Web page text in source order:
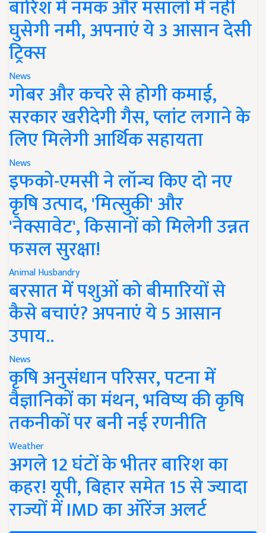
बारिश में नमक और मसालों में नहीं
घुसेगी नमी, अपनाएं ये 3 आसान देसी
ट्रिक्स
News
गोबर और कचरे से होगी कमाई,
सरकार खरीदेगी गैस, प्लांट लगाने के
लिए मिलेगी आर्थिक सहायता
News
इफको-एमसी ने लॉन्च किए दो नए
कृषि उत्पाद, 'मित्सुकी' और
'नेक्सावेट', किसानों को मिलेगी उन्नत
फसल सुरक्षा!
Animal Husbandry
बरसात में पशुओं को बीमारियों से
कैसे बचाएं? अपनाएं ये 5 आसान
उपाय..
News
कृषि अनुसंधान परिसर, पटना में
वैज्ञानिकों का मंथन, भविष्य की कृषि
तकनीकों पर बनी नई रणनीति
Weather
अगले 12 घंटों के भीतर बारिश का
कहर! यूपी, बिहार समेत 15 से ज्यादा
राज्यों में IMD का ऑरेंज अलर्ट